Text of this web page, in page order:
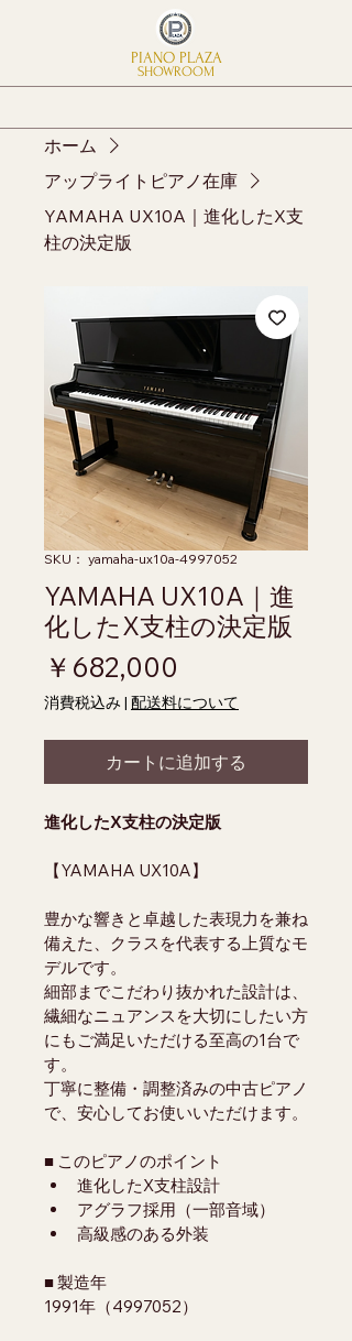
SHOWROOM
PIANO PLAZA
ホーム
アップライトピアノ在庫
YAMAHA UX10A｜進化したX支
柱の決定版
SKU： yamaha-ux10a-4997052
YAMAHA UX10A｜進
化したX支柱の決定版
￥682,000
消費税込み | 配送料について
カートに追加する
進化したX支柱の決定版
【YAMAHA UX10A】
豊かな響きと卓越した表現力を兼ね
備えた、クラスを代表する上質なモ
デルです。
細部までこだわり抜かれた設計は、
繊細なニュアンスを大切にしたい方
にもご満足いただける至高の1台で
す。
丁寧に整備・調整済みの中古ピアノ
で、安心してお使いいただけます。
■ このピアノのポイント
進化したX支柱設計
アグラフ採用（一部音域）
高級感のある外装
■ 製造年
1991年（4997052）